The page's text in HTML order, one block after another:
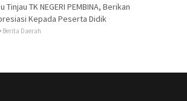
Tinjau TK NEGERI PEMBINA, Berikan
Kepada Peserta Didik
Berita Daerah